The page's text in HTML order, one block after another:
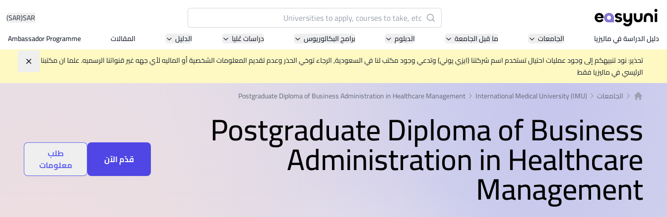
SAR
(SAR) البحث
Asia Pacific University of Technology and Innovation
(APU)
courses
International Medical University (IMU)
Malaysia's first and most established private medical and
healthcare university
Asia School of Business (ASB)
دليل الدراسة في ماليزيا الجامعات ما قبل الجامعة الدبلوم برامج البكالوريوس دراسات عُليا الدليل المقالات
Ambassador Programme
تحذير: نود تنبيهكم إلى وجود عمليات احتيال تستخدم اسم شركتنا (ايزي يوني) وتدعي وجود مكتب لنا في السعودية, الرجاء توخي الحذر وعدم تقديم المعلومات الشخصية أو الماليه لأي جهه غير قنواتنا الرسميه. علما ان مكتبنا
الرئيسي في ماليزيا فقط
تجاهل
الجامعات International Medical University (IMU)
Postgraduate Diploma of Business Administration in Healthcare Management
Postgraduate Diploma of Business
Administration in Healthcare
Management
قدّم الآن
طلب
معلومات